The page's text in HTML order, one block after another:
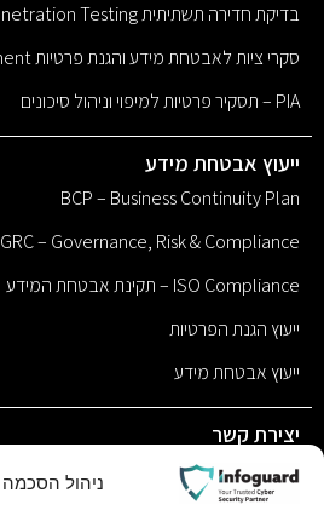
ניהול הסכמה
בדיקת חדירה תשתיתית Infrastructure Penetration Testing
סקרי ציות לאבטחת מידע והגנת פרטיות Compliance Assessment
PIA – תסקיר פרטיות למיפוי וניהול סיכונים
ייעוץ אבטחת מידע
BCP – Business Continuity Plan
GRC – Governance, Risk & Compliance
ISO Compliance – תקינת אבטחת המידע
ייעוץ הגנת הפרטיות
ייעוץ אבטחת מידע
יצירת קשר
sales@infoguard.co.il